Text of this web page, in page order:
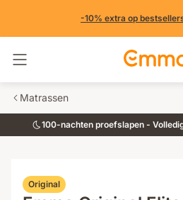
-10% extra op
Navigatie in- en uitschakelen
Matrassen
100-nachten proefslapen -
Original